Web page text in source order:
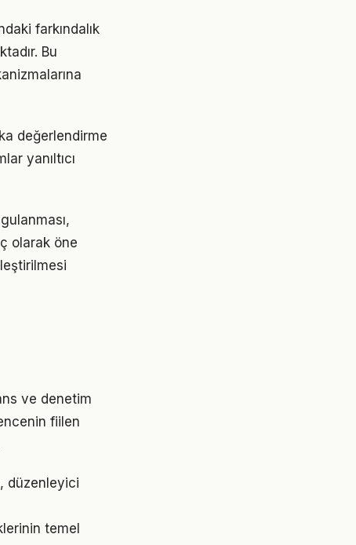
farkındalık
Bu
değerlendirme
yanıltıcı
olarak öne
ve denetim
fiilen
düzenleyici
temel